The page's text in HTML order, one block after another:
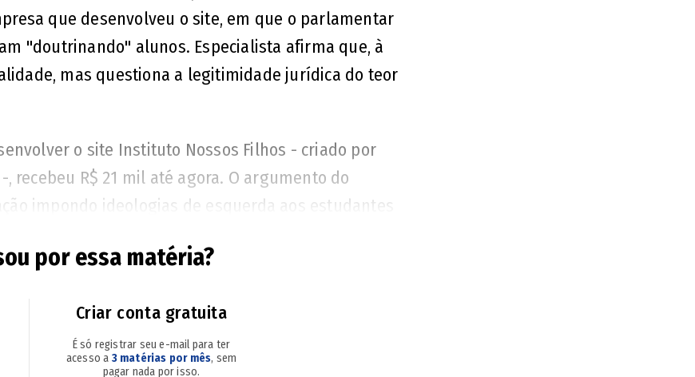
que desenvolveu o site, em que o parlamentar
"doutrinando" alunos. Especialista afirma que, à
mas questiona a legitimidade jurídica do teor
o site Instituto Nossos Filhos - criado por
recebeu R$ 21 mil até agora. O argumento do
impondo ideologias de esquerda aos estudantes
política".
com nomes dos deputados que votaram a
por essa matéria?
Criar conta gratuita
É só registrar seu e-mail para ter
acesso a 3 matérias por mês, sem
pagar nada por isso.